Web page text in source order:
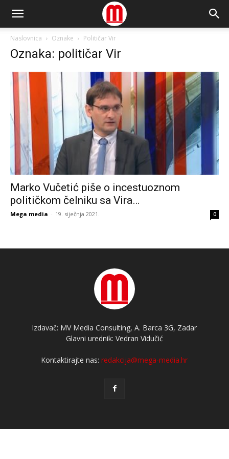
Naslovnica Oznake Političar Vir
Oznaka: političar Vir
Marko Vučetić piše o incestuoznom
političkom čelniku sa Vira…
Mega media - 19. siječnja 2021. 0
Izdavač: MV Media Consulting, A. Barca 3G, Zadar
Glavni urednik: Vedran Vidučić
Kontaktirajte nas:redakcija@mega-media.hr